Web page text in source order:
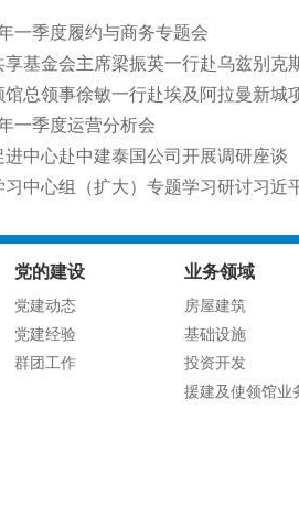
一季度履约与商务专题会
基金会主席梁振英一行赴乌兹别克
总领事徐敏一行赴埃及阿拉曼新城
一季度运营分析会
中心赴中建泰国公司开展调研座谈
中心组（扩大）专题学习研讨习
党的建设
党建动态
党建经验
群团工作
业务领域
房屋建筑
基础设施
投资开发
援建及使领馆业